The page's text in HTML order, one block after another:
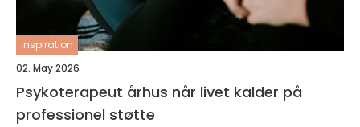
inspiration
02. May 2026
Psykoterapeut århus når livet kalder på
professionel støtte